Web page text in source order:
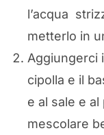
l’acqua
metterlo in
Aggiungerci
cipolla e il
e al sale e
mescolare